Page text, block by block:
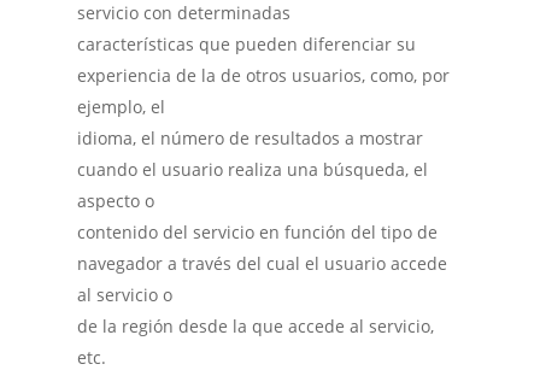
servicio con determinadas
características que pueden diferenciar su
experiencia de la de otros usuarios, como, por
ejemplo, el
idioma, el número de resultados a mostrar
cuando el usuario realiza una búsqueda, el
aspecto o
contenido del servicio en función del tipo de
navegador a través del cual el usuario accede
al servicio o
de la región desde la que accede al servicio,
etc.